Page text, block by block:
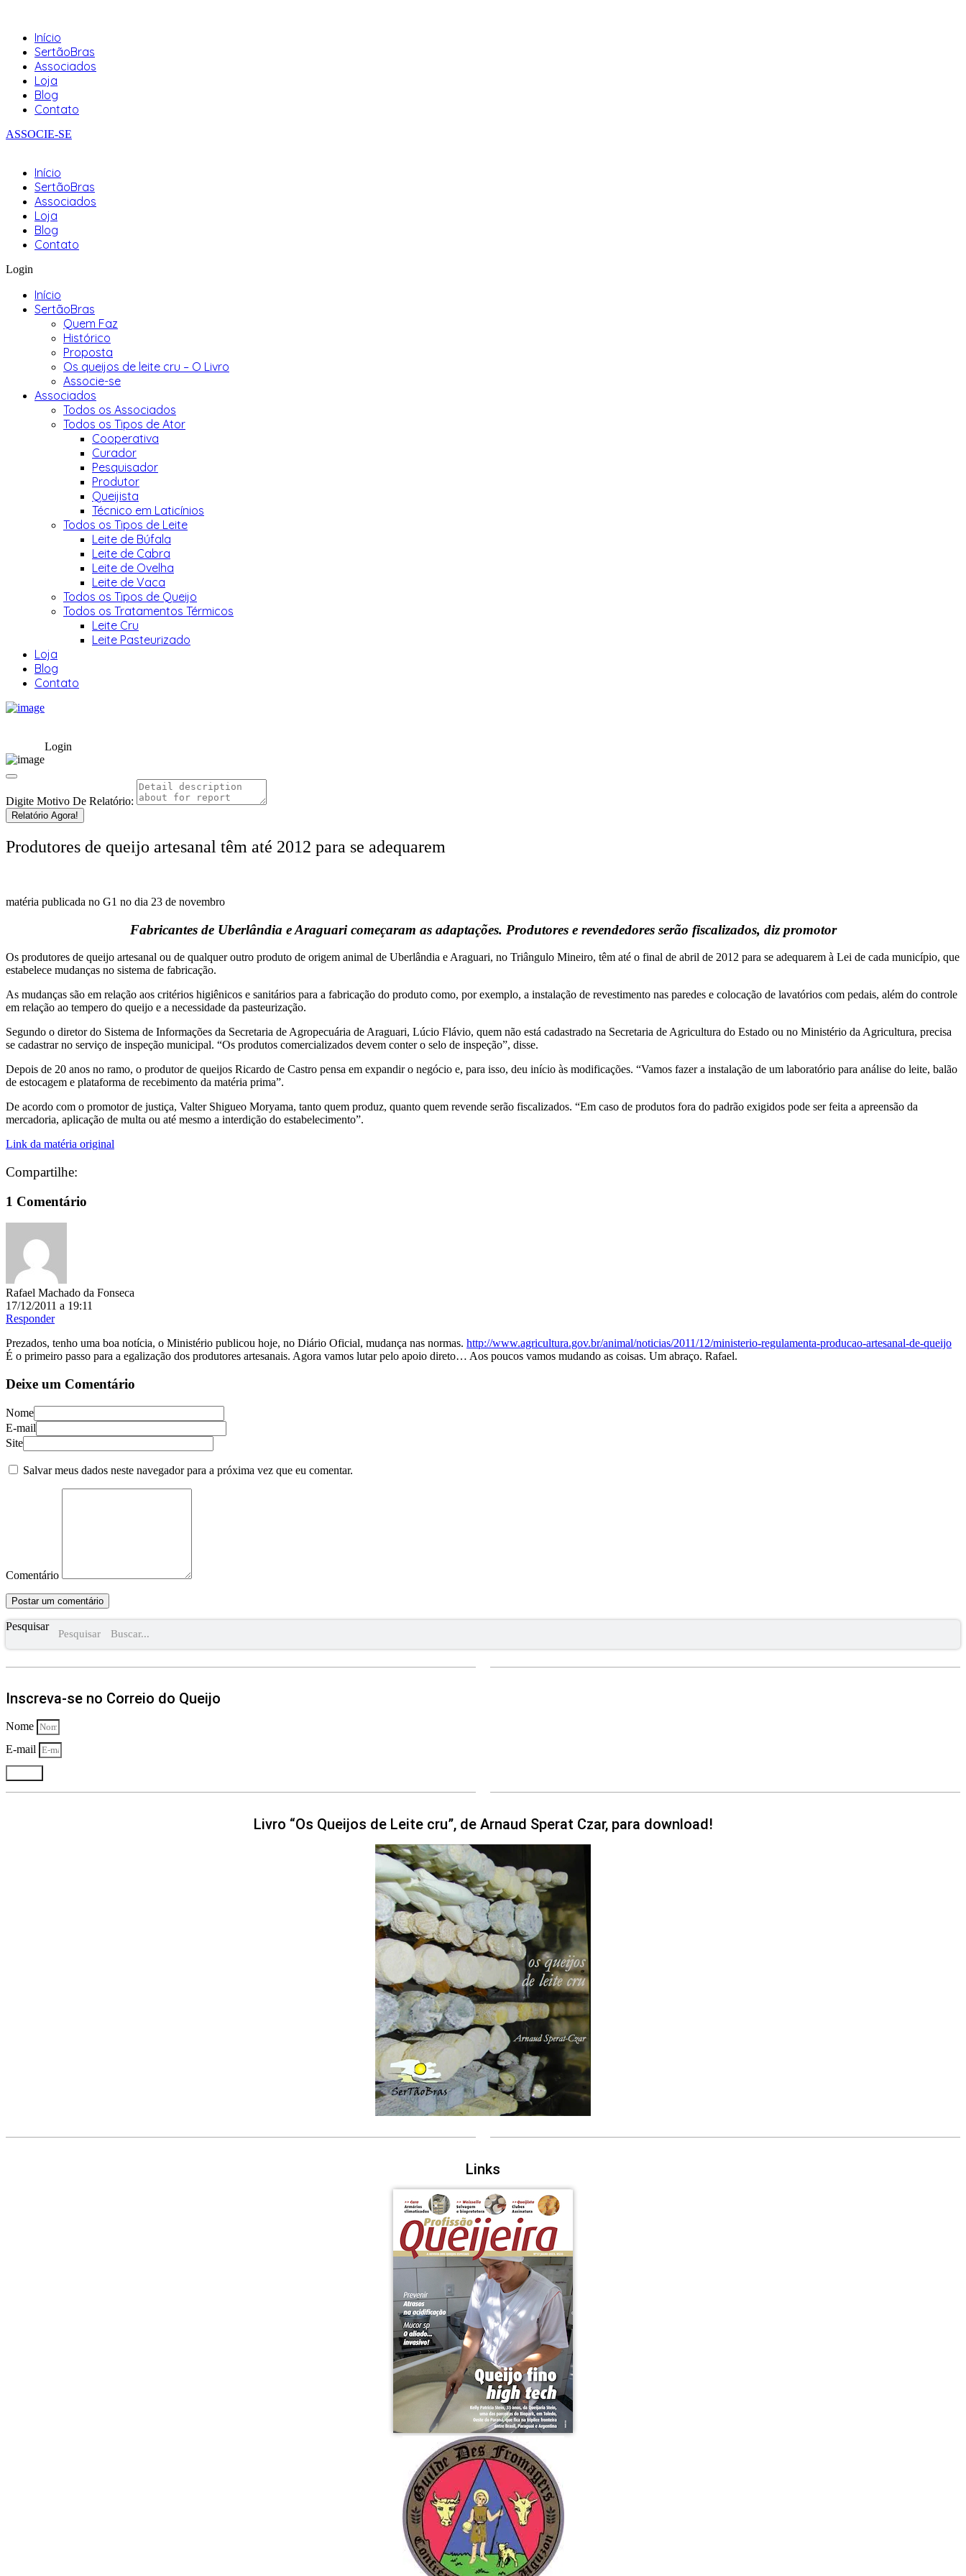
Início
SertãoBras
Associados
Loja
Blog
Contato
ASSOCIE-SE
Início
SertãoBras
Associados
Loja
Blog
Contato
Login
Início
SertãoBras
Quem Faz
Histórico
Proposta
Os queijos de leite cru – O Livro
Associe-se
Associados
Todos os Associados
Todos os Tipos de Ator
Cooperativa
Curador
Pesquisador
Produtor
Queijista
Técnico em Laticínios
Todos os Tipos de Leite
Leite de Búfala
Leite de Cabra
Leite de Ovelha
Leite de Vaca
Todos os Tipos de Queijo
Todos os Tratamentos Térmicos
Leite Cru
Leite Pasteurizado
Loja
Blog
Contato
Login
Digite Motivo De Relatório:
Relatório Agora!
Produtores de queijo artesanal têm até 2012 para se adequarem
matéria publicada no G1 no dia 23 de novembro
Fabricantes de Uberlândia e Araguari começaram as adaptações. Produtores e revendedores serão fiscalizados, diz promotor
Os produtores de queijo artesanal ou de qualquer outro produto de origem animal de Uberlândia e Araguari, no Triângulo Mineiro, têm até o final de abril de 2012 para se adequarem à Lei de cada município, que
estabelece mudanças no sistema de fabricação.
As mudanças são em relação aos critérios higiênicos e sanitários para a fabricação do produto como, por exemplo, a instalação de revestimento nas paredes e colocação de lavatórios com pedais, além do controle
em relação ao tempero do queijo e a necessidade da pasteurização.
Segundo o diretor do Sistema de Informações da Secretaria de Agropecuária de Araguari, Lúcio Flávio, quem não está cadastrado na Secretaria de Agricultura do Estado ou no Ministério da Agricultura, precisa
se cadastrar no serviço de inspeção municipal. “Os produtos comercializados devem conter o selo de inspeção”, disse.
Depois de 20 anos no ramo, o produtor de queijos Ricardo de Castro pensa em expandir o negócio e, para isso, deu início às modificações. “Vamos fazer a instalação de um laboratório para análise do leite, balão
de estocagem e plataforma de recebimento da matéria prima”.
De acordo com o promotor de justiça, Valter Shigueo Moryama, tanto quem produz, quanto quem revende serão fiscalizados. “Em caso de produtos fora do padrão exigidos pode ser feita a apreensão da
mercadoria, aplicação de multa ou até mesmo a interdição do estabelecimento”.
Link da matéria original
Compartilhe:
1 Comentário
Rafael Machado da Fonseca
17/12/2011 a 19:11
Responder
Prezados, tenho uma boa notícia, o Ministério publicou hoje, no Diário Oficial, mudança nas normas. http://www.agricultura.gov.br/animal/noticias/2011/12/ministerio-regulamenta-producao-artesanal-de-queijo
É o primeiro passo para a egalização dos produtores artesanais. Agora vamos lutar pelo apoio direto… Aos poucos vamos mudando as coisas. Um abraço. Rafael.
Deixe um Comentário
Nome
E-mail
Site
Salvar meus dados neste navegador para a próxima vez que eu comentar.
Comentário
Pesquisar
Pesquisar
Inscreva-se no Correio do Queijo
Nome
E-mail
Livro “Os Queijos de Leite cru”, de Arnaud Sperat Czar, para download!
Links